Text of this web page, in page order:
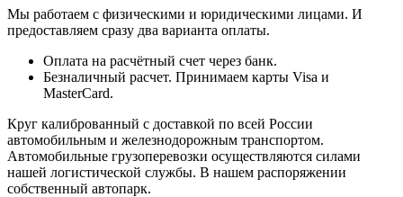
Мы работаем с физическими и юридическими лицами. И
предоставляем сразу два варианта оплаты.
Оплата на расчётный счет через банк.
Безналичный расчет. Принимаем карты Visa и
MasterCard.
Круг калиброванный с доставкой по всей России
автомобильным и железнодорожным транспортом.
Автомобильные грузоперевозки осуществляются силами
нашей логистической службы. В нашем распоряжении
собственный автопарк.